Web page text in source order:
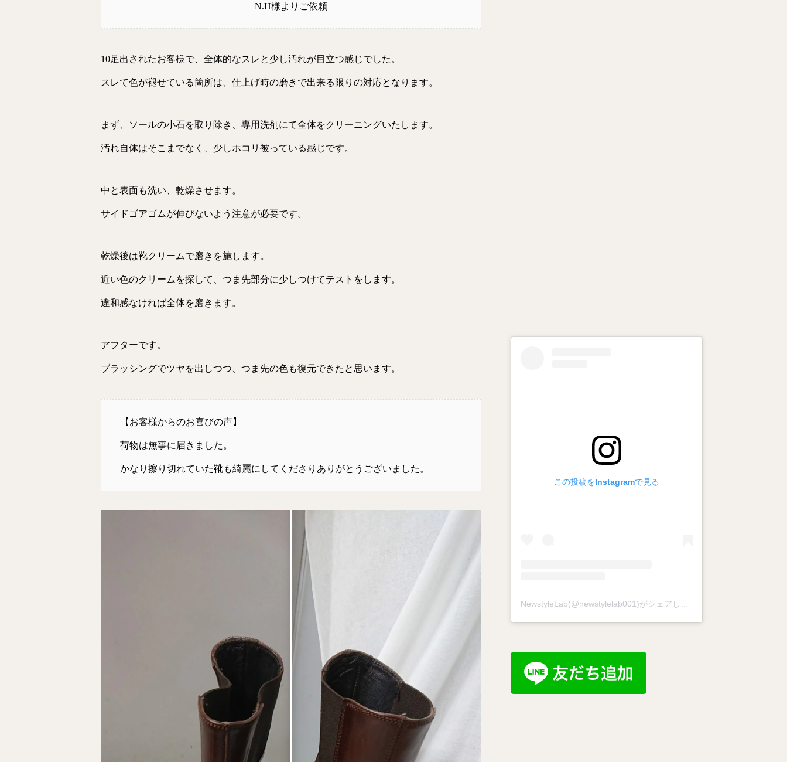
N.H様よりご依頼
10足出されたお客様で、全体的なスレと少し汚れが目立つ感じでした。
スレて色が褪せている箇所は、仕上げ時の磨きで出来る限りの対応となります。
まず、ソールの小石を取り除き、専用洗剤にて全体をクリーニングいたします。
汚れ自体はそこまでなく、少しホコリ被っている感じです。
中と表面も洗い、乾燥させます。
サイドゴアゴムが伸びないよう注意が必要です。
乾燥後は靴クリームで磨きを施します。
近い色のクリームを探して、つま先部分に少しつけてテストをします。
違和感なければ全体を磨きます。
アフターです。
ブラッシングでツヤを出しつつ、つま先の色も復元できたと思います。
【お客様からのお喜びの声】
荷物は無事に届きました。
かなり擦り切れていた靴も綺麗にしてくださりありがとうございました。
この投稿をInstagramで見る